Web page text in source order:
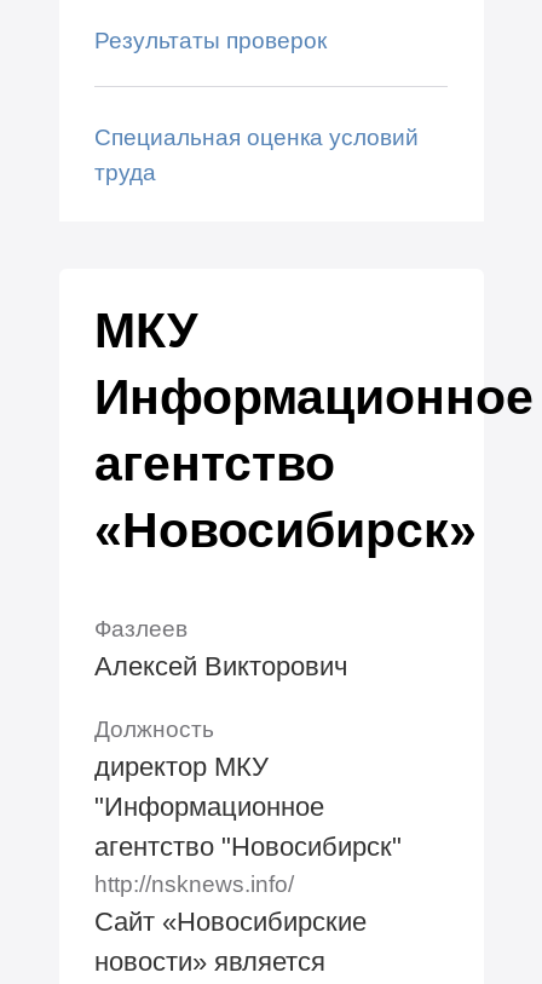
Результаты проверок
Специальная оценка условий
труда
МКУ
Информационное
агентство
«Новосибирск»
Фазлеев
Алексей Викторович
Должность
директор МКУ
"Информационное
агентство "Новосибирск"
http://nsknews.info/
Сайт «Новосибирские
новости» является